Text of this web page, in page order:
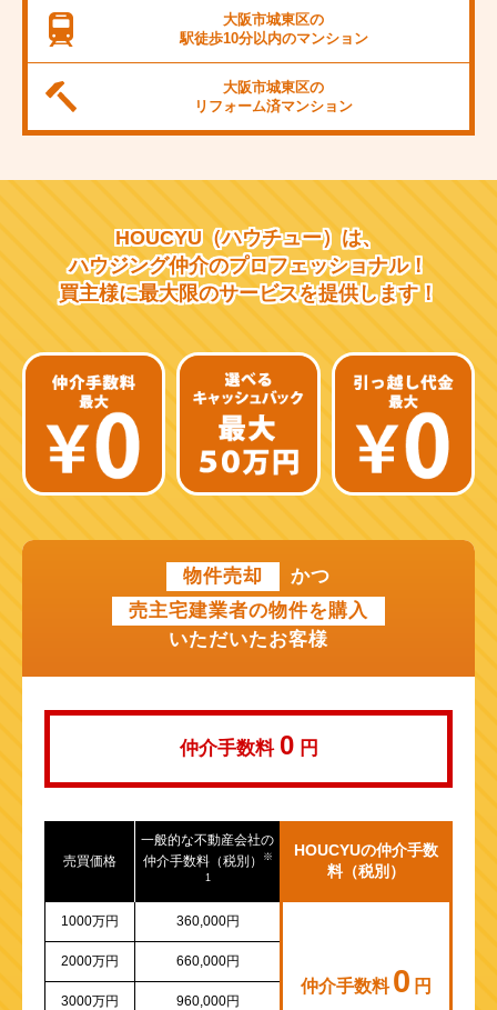
JR桜島線
阪堺電軌上町線
東海道新幹線
阪急千里線
JR片町線
近鉄南大阪線
京阪中之島線
近鉄難波線
近鉄けいはんな線
山陽新幹線
大阪市城東区の
駅徒歩10分以内のマンション
大阪市城東区の
リフォーム済マンション
HOUCYU（ハウチュー）は、
ハウジング仲介のプロフェッショナル！
買主様に最大限のサービスを提供します！
物件売却
かつ
売主宅建業者の物件を購入
いただいたお客様
仲介手数料 0 円
売買価格
一般的な不動産会社の
仲介手数料（税別）
※
1
HOUCYUの仲介手数
料（税別）
1000万円 360,000円
仲介手数料 0 円
2000万円 660,000円
3000万円 960,000円